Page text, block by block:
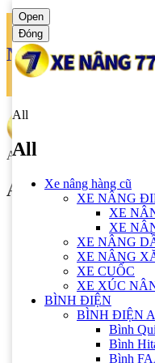
Ngôn ngữ
All
All
Xe nâng hàng cũ
XE NÂNG
XE
XE
XE NÂNG
XE NÂNG
XE CUỐC
XE XÚC
BÌNH ĐIỆN
BÌNH ĐIỆN
Open
Đóng
All
All
Xe nâng hàng cũ
XE NÂNG
XE
XE
XE NÂNG
XE NÂNG
XE CUỐC
XE XÚC
BÌNH ĐIỆN
BÌNH ĐIỆN
Bình
Bình
Bình